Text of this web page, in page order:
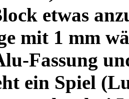
etwas
mit 1 mm
Fassung
ein Spiel